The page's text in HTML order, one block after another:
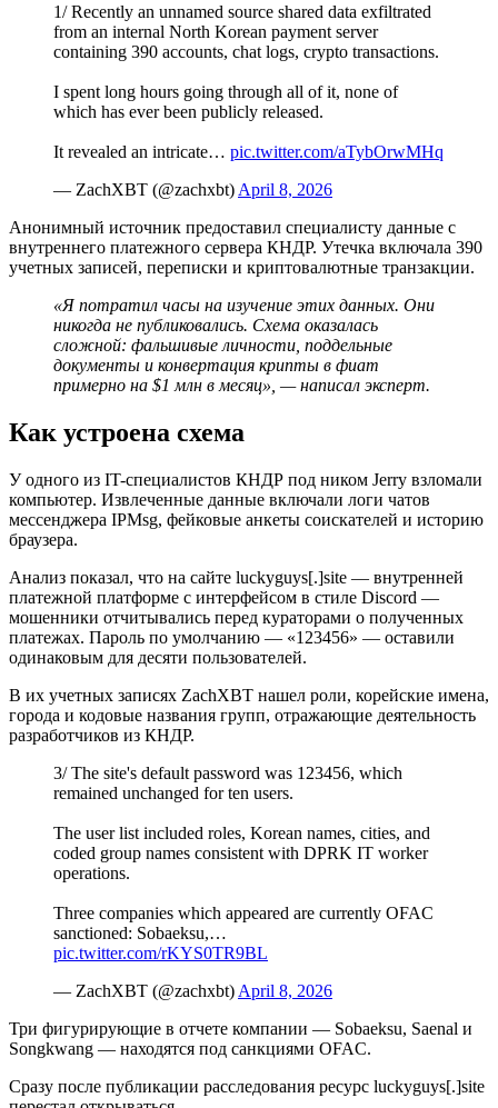
1/ Recently an unnamed source shared data exfiltrated
from an internal North Korean payment server
containing 390 accounts, chat logs, crypto transactions.
I spent long hours going through all of it, none of
which has ever been publicly released.
It revealed an intricate… pic.twitter.com/aTybOrwMHq
— ZachXBT (@zachxbt) April 8, 2026
Анонимный источник предоставил специалисту данные с
внутреннего платежного сервера КНДР. Утечка включала 390
учетных записей, переписки и криптовалютные транзакции.
«Я потратил часы на изучение этих данных. Они
никогда не публиковались. Схема оказалась
сложной: фальшивые личности, поддельные
документы и конвертация крипты в фиат
примерно на $1 млн в месяц», — написал эксперт.
Как устроена схема
У одного из IT-специалистов КНДР под ником Jerry взломали
компьютер. Извлеченные данные включали логи чатов
мессенджера IPMsg, фейковые анкеты соискателей и историю
браузера.
Анализ показал, что на сайте luckyguys[.]site — внутренней
платежной платформе с интерфейсом в стиле Discord —
мошенники отчитывались перед кураторами о полученных
платежах. Пароль по умолчанию — «123456» — оставили
одинаковым для десяти пользователей.
В их учетных записях ZachXBT нашел роли, корейские имена,
города и кодовые названия групп, отражающие деятельность
разработчиков из КНДР.
3/ The site's default password was 123456, which
remained unchanged for ten users.
The user list included roles, Korean names, cities, and
coded group names consistent with DPRK IT worker
operations.
Three companies which appeared are currently OFAC
sanctioned: Sobaeksu,…
pic.twitter.com/rKYS0TR9BL
— ZachXBT (@zachxbt) April 8, 2026
Три фигурирующие в отчете компании — Sobaeksu, Saenal и
Songkwang — находятся под санкциями OFAC.
Сразу после публикации расследования ресурс luckyguys[.]site